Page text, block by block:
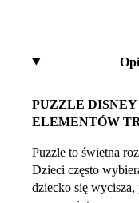
PUZZLE
ELEMENTÓW
Puzzle to świetna
Dzieci często
dziecko się wycisza,